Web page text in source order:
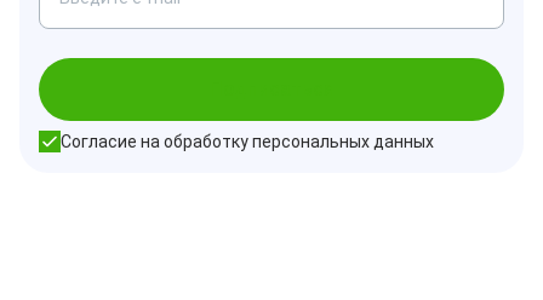
Согласие на обработку персональных данных